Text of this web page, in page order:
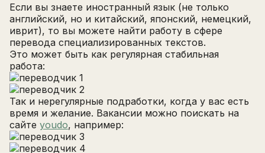
Если вы знаете иностранный язык (не только
английский, но и китайский, японский, немецкий,
иврит), то вы можете найти работу в сфере
перевода специализированных текстов.
Это может быть как регулярная стабильная
работа:
Так и нерегулярные подработки, когда у вас есть
время и желание. Вакансии можно поискать на
сайте youdo, например: